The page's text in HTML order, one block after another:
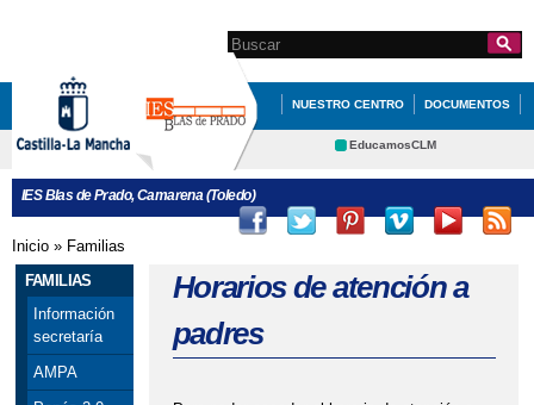
contenido
principal
Formulario de
búsqueda
Search this site
NUESTRO CENTRO DOCUMENTOS
ERASMUS+ QUÉ HACEMOS
EducamosCLM
Educación Cultura
Deportes CRFP
IES Blas de Prado, Camarena (Toledo)
Se encuentra usted aquí
Inicio » Familias
FAMILIAS
Información
secretaría
AMPA
Horarios de atención a
padres